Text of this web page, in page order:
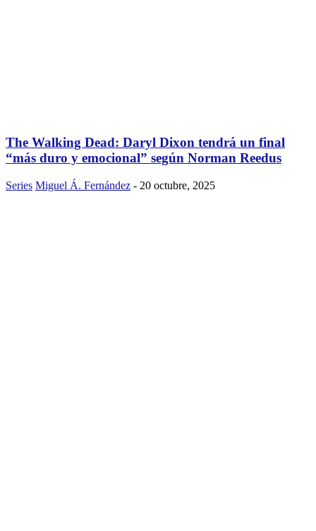
The Walking Dead: Daryl Dixon tendrá un final
“más duro y emocional” según Norman Reedus
Series Miguel Á. Fernández - 20 octubre, 2025